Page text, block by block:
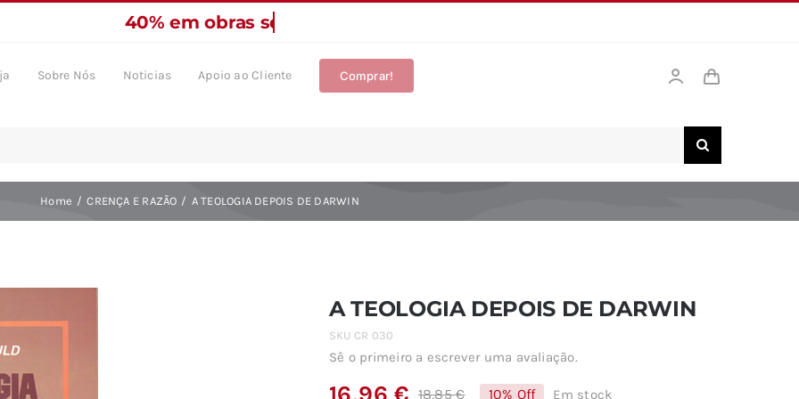
Sobre Nós Noticias Apoio ao Cliente Comprar!
Home CRENÇA E RAZÃO A TEOLOGIA DEPOIS DE DARWIN
A TEOLOGIA DEPOIS DE DARWIN
SKU CR 030
Sê o primeiro a escrever uma avaliação.
18,85€ 10% Off Em stock